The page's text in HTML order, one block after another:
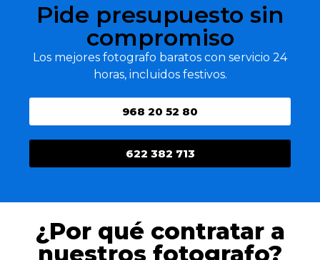
Pide presupuesto sin
compromiso
Los mejores fotografo baratos con servicio 24
horas, incluidos festivos.
622 382 713
968 20 52 80
¿Por qué contratar a
nuestros fotografo?